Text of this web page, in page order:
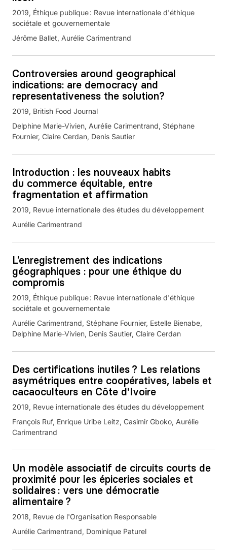
2019 Éthique publique : Revue internationale d'éthique
sociétale et gouvernementale
Jérôme Ballet, Aurélie Carimentrand
Controversies around geographical
indications: are democracy and
representativeness the solution?
2019 British Food Journal
Delphine Marie-Vivien, Aurélie Carimentrand, Stéphane
Fournier, Claire Cerdan, Denis Sautier
Introduction : les nouveaux habits
du commerce équitable, entre
fragmentation et affirmation
2019 Revue internationale des études du développement
Aurélie Carimentrand
L’enregistrement des indications
géographiques : pour une éthique du
compromis
2019 Éthique publique : Revue internationale d'éthique
sociétale et gouvernementale
Aurélie Carimentrand, Stéphane Fournier, Estelle Bienabe,
Delphine Marie-Vivien, Denis Sautier, Claire Cerdan
Des certifications inutiles ? Les relations
asymétriques entre coopératives, labels et
cacaoculteurs en Côte d'Ivoire
2019 Revue internationale des études du développement
François Ruf, Enrique Uribe Leitz, Casimir Gboko, Aurélie
Carimentrand
Un modèle associatif de circuits courts de
proximité pour les épiceries sociales et
solidaires : vers une démocratie
alimentaire ?
2018 Revue de l'Organisation Responsable
Aurélie Carimentrand, Dominique Paturel